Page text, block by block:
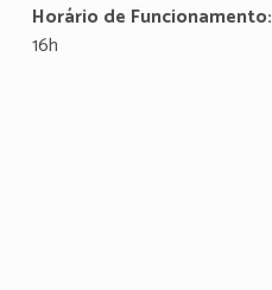
Horário de Funcionamento:
16h